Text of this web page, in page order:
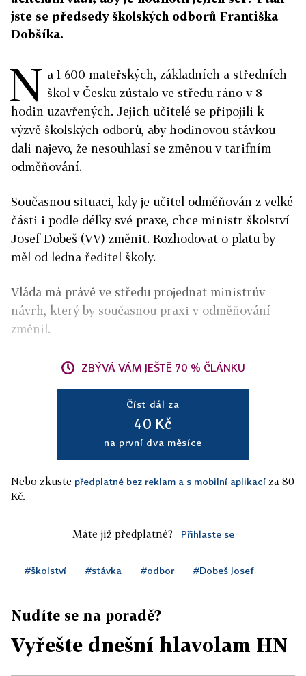
jste se předsedy školských odborů Františka
Dobšíka.
N a 1 600 mateřských, základních a středních
škol v Česku zůstalo ve středu ráno v 8
hodin uzavřených. Jejich učitelé se připojili k
výzvě školských odborů, aby hodinovou stávkou
dali najevo, že nesouhlasí se změnou v tarifním
odměňování.
Současnou situaci, kdy je učitel odměňován z velké
části i podle délky své praxe, chce ministr školství
Josef Dobeš (VV) změnit. Rozhodovat o platu by
měl od ledna ředitel školy.
Vláda má právě ve středu projednat ministrův
návrh, který by současnou praxi v odměňování
změnil.
ZBÝVÁ VÁM JEŠTĚ 70 % ČLÁNKU
Číst dál za
40 Kč
na první dva měsíce
Nebo zkuste předplatné bez reklam a s mobilní aplikací za 80
Kč.
Máte již předplatné? Přihlaste se
#školství #stávka #odbor #Dobeš Josef
Nudíte se na poradě?
Vyřešte dnešní hlavolam HN